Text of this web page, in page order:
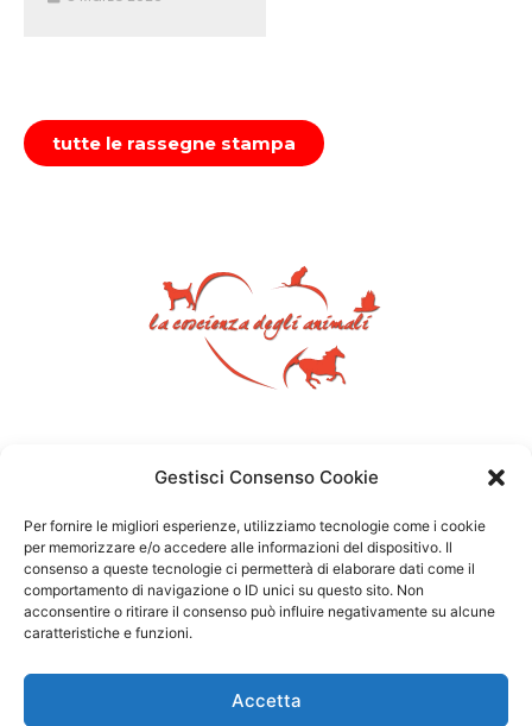
Gestisci Consenso Cookie
Per fornire le migliori esperienze, utilizziamo tecnologie come i cookie
per memorizzare e/o accedere alle informazioni del dispositivo. Il
consenso a queste tecnologie ci permetterà di elaborare dati come il
comportamento di navigazione o ID unici su questo sito. Non
acconsentire o ritirare il consenso può influire negativamente su alcune
caratteristiche e funzioni.
Accetta
tutte le rassegne stampa